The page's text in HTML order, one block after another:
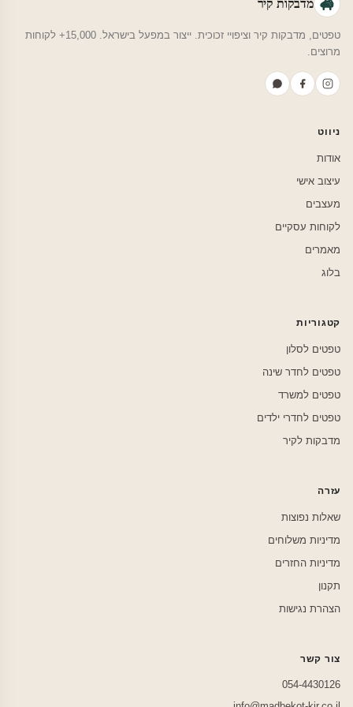
מדבקות קיר
טפטים, מדבקות קיר וציפויי זכוכית. ייצור במפעל בישראל. 15,000+ לקוחות
מרוצים.
ניווט
אודות
עיצוב אישי
מעצבים
לקוחות עסקיים
מאמרים
בלוג
קטגוריות
טפטים לסלון
טפטים לחדר שינה
טפטים למשרד
טפטים לחדרי ילדים
מדבקות לקיר
עזרה
שאלות נפוצות
מדיניות משלוחים
מדיניות החזרים
תקנון
הצהרת נגישות
צור קשר
054-4430126